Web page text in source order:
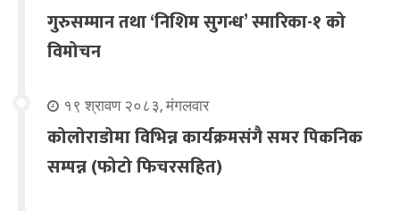
गुरुसम्मान तथा ‘निशिम सुगन्ध’ स्मारिका-१ को
विमोचन
१९ श्रावण २०८३, मंगलवार
कोलोराडोमा विभिन्न कार्यक्रमसंगै समर पिकनिक
सम्पन्न (फोटो फिचरसहित)